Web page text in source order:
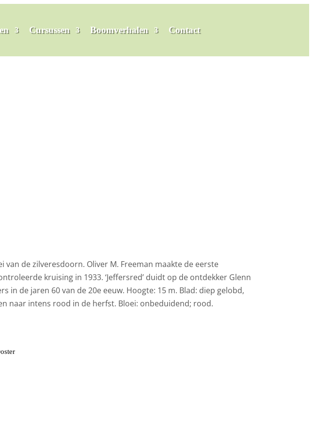
Cursussen Boomverhalen Contact
van de zilveresdoorn. Oliver M. Freeman maakte de eerste
kruising in 1933. ‘Jeffersred’ duidt op de ontdekker Glenn
in de jaren 60 van de 20e eeuw. Hoogte: 15 m. Blad: diep gelobd,
naar intens rood in de herfst. Bloei: onbeduidend; rood.